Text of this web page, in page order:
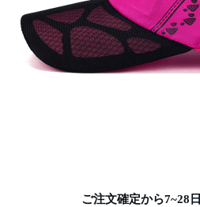
ご注文確定から7~28